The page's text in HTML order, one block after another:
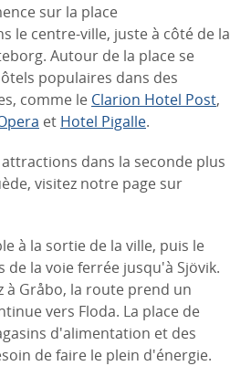
sur la place
le centre-ville, juste à côté de la
Autour de la place se
populaires dans des
comme le Clarion Hotel Post,
et Hotel Pigalle.
dans la seconde plus
visitez notre page sur
à la sortie de la ville, puis le
de la voie ferrée jusqu'à Sjövik.
à Gråbo, la route prend un
vers Floda. La place de
d'alimentation et des
de faire le plein d'énergie.